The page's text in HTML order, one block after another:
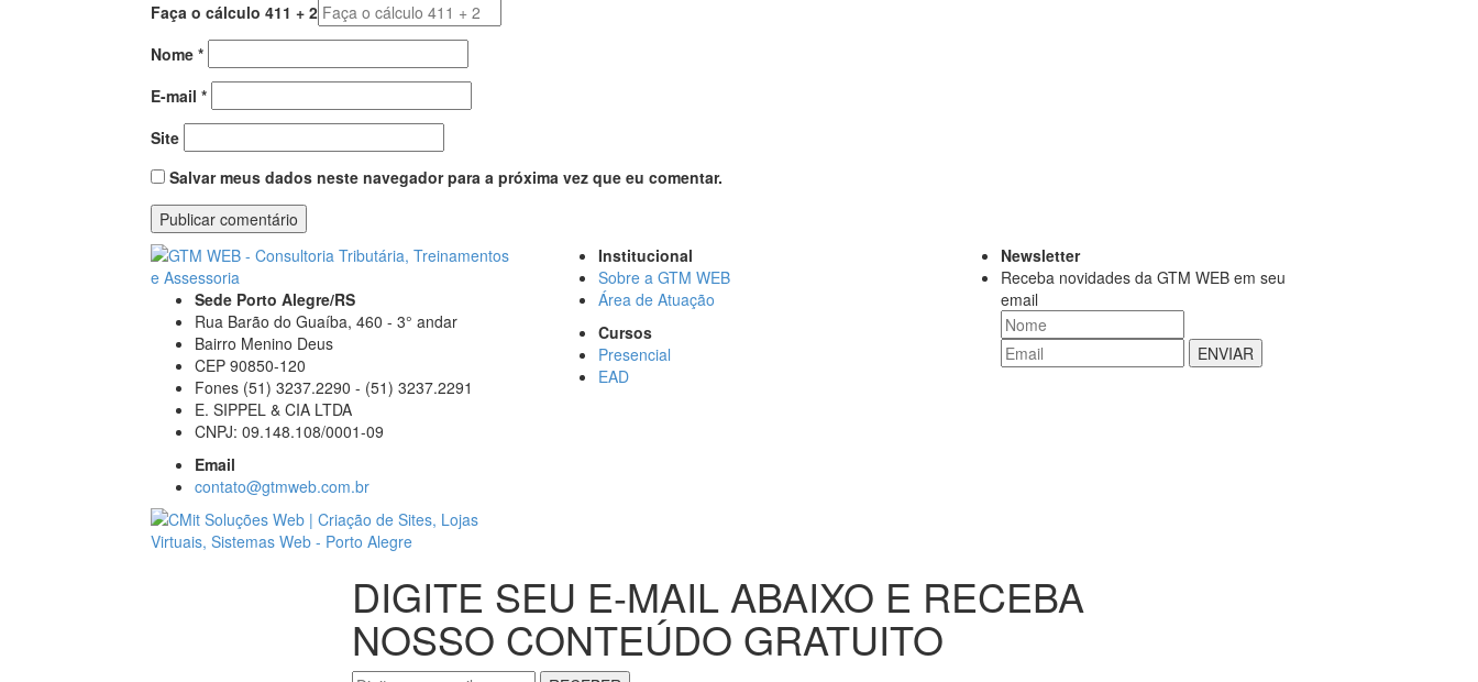
Faça o cálculo 411 + 2
Nome *
E-mail *
Site
Salvar meus dados neste navegador para a próxima vez que eu comentar.
Sede Porto Alegre/RS
Rua Barão do Guaíba, 460 - 3° andar
Bairro Menino Deus
CEP 90850-120
Fones (51) 3237.2290 - (51) 3237.2291
E. SIPPEL & CIA LTDA
CNPJ: 09.148.108/0001-09
Email
contato@gtmweb.com.br
Institucional
Sobre a GTM WEB
Área de Atuação
Cursos
Presencial
EAD
Newsletter
Receba novidades da GTM WEB em seu
email
DIGITE SEU E-MAIL ABAIXO E RECEBA
NOSSO CONTEÚDO GRATUITO